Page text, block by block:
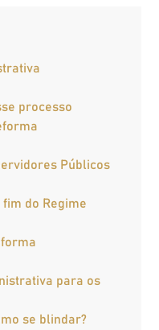
processo
Públicos
do Regime
para os
se blindar?